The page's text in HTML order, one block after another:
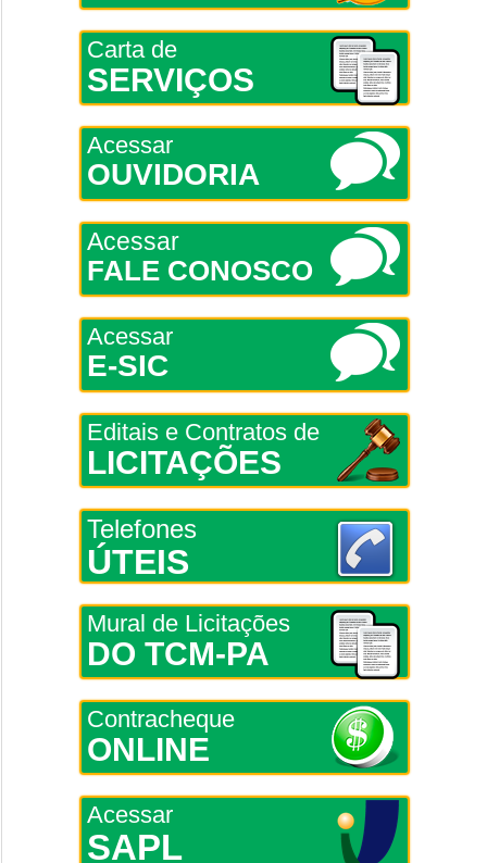
Carta de
SERVIÇOS
Acessar
OUVIDORIA
Acessar
FALE CONOSCO
Acessar
E-SIC
Editais e Contratos de
LICITAÇÕES
Telefones
ÚTEIS
Mural de Licitações
DO TCM-PA
Contracheque
ONLINE
Acessar
SAPL